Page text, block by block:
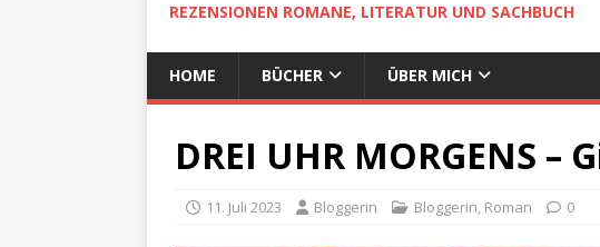
REZENSIONEN ROMANE, LITERATUR UND SACHBUCH
HOME BÜCHER ÜBER MICH
DREI UHR MORGENS –
11. Juli 2023 Bloggerin Bloggerin, Roman 0